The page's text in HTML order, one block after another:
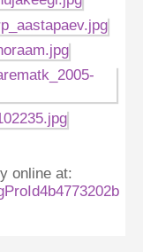
online at: